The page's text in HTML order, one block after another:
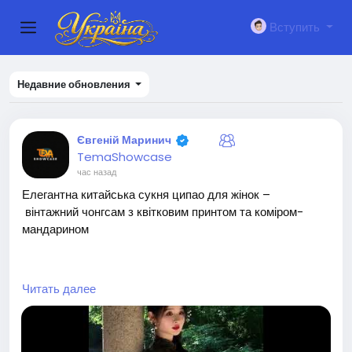
Вступить
Недавние обновления
Євгеній Маринич
TemaShowcase
час назад
Елегантна китайська сукня ципао для жінок –
вінтажний чонгсам з квітковим принтом та коміром-
мандарином
Елегантна китайська сукня ципао –
традиційний весільний та сценічний костюм, довга сукн
мандарином, силует для весілля та культурних подій (с
Читать далее